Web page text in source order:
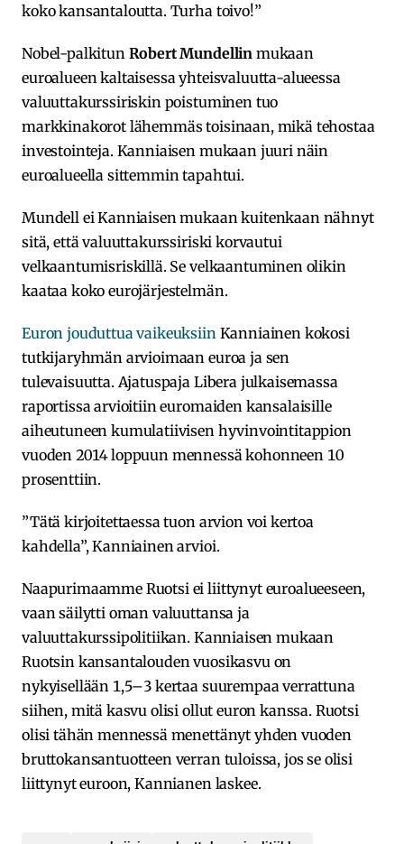
koko kansantaloutta. Turha toivo!”
Nobel-palkitun Robert Mundellin mukaan
euroalueen kaltaisessa yhteisvaluutta-alueessa
valuuttakurssiriskin poistuminen tuo
markkinakorot lähemmäs toisinaan, mikä tehostaa
investointeja. Kanniaisen mukaan juuri näin
euroalueella sittemmin tapahtui.
Mundell ei Kanniaisen mukaan kuitenkaan nähnyt
sitä, että valuuttakurssiriski korvautui
velkaantumisriskillä. Se velkaantuminen olikin
kaataa koko eurojärjestelmän.
Euron jouduttua vaikeuksiin Kanniainen kokosi
tutkijaryhmän arvioimaan euroa ja sen
tulevaisuutta. Ajatuspaja Libera julkaisemassa
raportissa arvioitiin euromaiden kansalaisille
aiheutuneen kumulatiivisen hyvinvointitappion
vuoden 2014 loppuun mennessä kohonneen 10
prosenttiin.
”Tätä kirjoitettaessa tuon arvion voi kertoa
kahdella”, Kanniainen arvioi.
Naapurimaamme Ruotsi ei liittynyt euroalueeseen,
vaan säilytti oman valuuttansa ja
valuuttakurssipolitiikan. Kanniaisen mukaan
Ruotsin kansantalouden vuosikasvu on
nykyisellään 1,5–3 kertaa suurempaa verrattuna
siihen, mitä kasvu olisi ollut euron kanssa. Ruotsi
olisi tähän mennessä menettänyt yhden vuoden
bruttokansantuotteen verran tuloissa, jos se olisi
liittynyt euroon, Kannianen laskee.